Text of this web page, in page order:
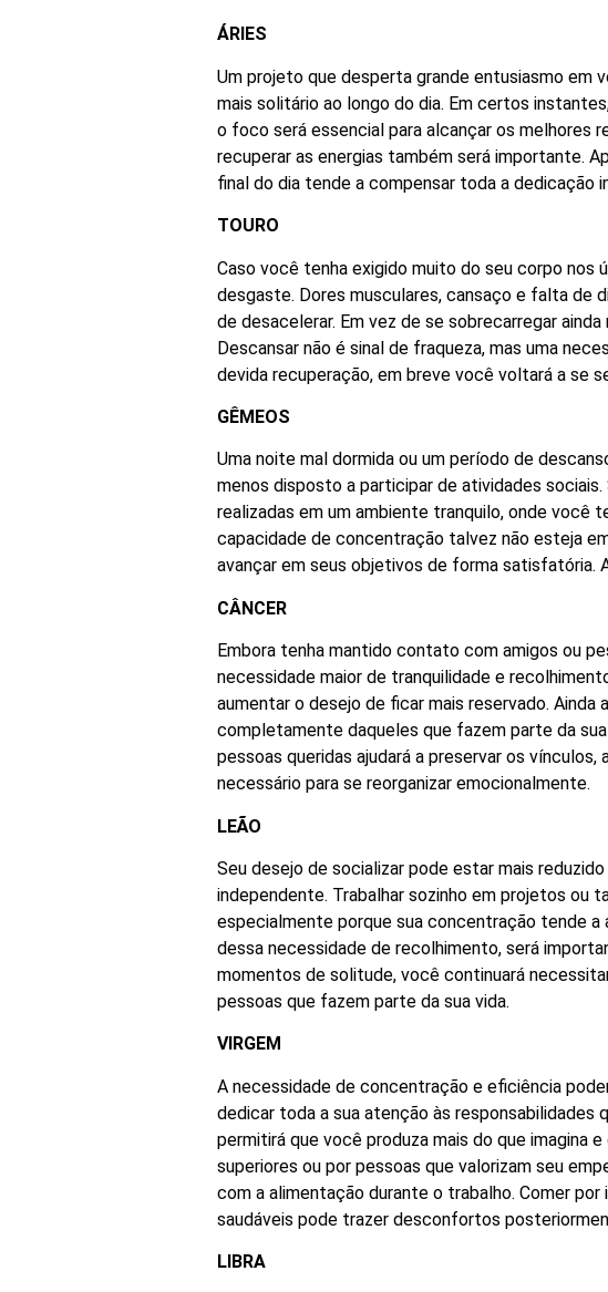
ÁRIES
Um projeto que desperta grande entusiasmo em
mais solitário ao longo do dia. Em certos
o foco será essencial para alcançar os melhores
recuperar as energias também será importante.
final do dia tende a compensar toda a dedicação
TOURO
Caso você tenha exigido muito do seu corpo
desgaste. Dores musculares, cansaço e falta de
de desacelerar. Em vez de se sobrecarregar
Descansar não é sinal de fraqueza, mas uma
devida recuperação, em breve você voltará a se
GÊMEOS
Uma noite mal dormida ou um período de
menos disposto a participar de atividades
realizadas em um ambiente tranquilo, onde você
capacidade de concentração talvez não esteja
avançar em seus objetivos de forma satisfatória.
CÂNCER
Embora tenha mantido contato com amigos ou
necessidade maior de tranquilidade e
aumentar o desejo de ficar mais reservado.
completamente daqueles que fazem parte da
pessoas queridas ajudará a preservar os
necessário para se reorganizar emocionalmente.
LEÃO
Seu desejo de socializar pode estar mais
independente. Trabalhar sozinho em projetos
especialmente porque sua concentração tende
dessa necessidade de recolhimento, será
momentos de solitude, você continuará
pessoas que fazem parte da sua vida.
VIRGEM
A necessidade de concentração e eficiência
dedicar toda a sua atenção às responsabilidades
permitirá que você produza mais do que imagina
superiores ou por pessoas que valorizam seu
com a alimentação durante o trabalho. Comer
saudáveis pode trazer desconfortos
LIBRA